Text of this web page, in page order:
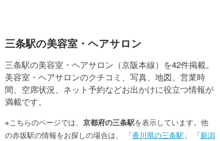
三条駅の美容室・ヘアサロン
三条駅の美容室・ヘアサロン（京阪本線）を42件掲載。
美容室・ヘアサロンのクチコミ、写真、地図、営業時
間、空席状況、ネット予約などお出かけに役立つ情報が
満載です。
※こちらのページでは、 京都府の三条駅を表示しています。他
の赤坂駅の情報をお探しの場合は、 「香川県の三条駅 」 「新潟